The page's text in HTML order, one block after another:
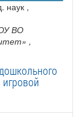
наук ,
ВО
,